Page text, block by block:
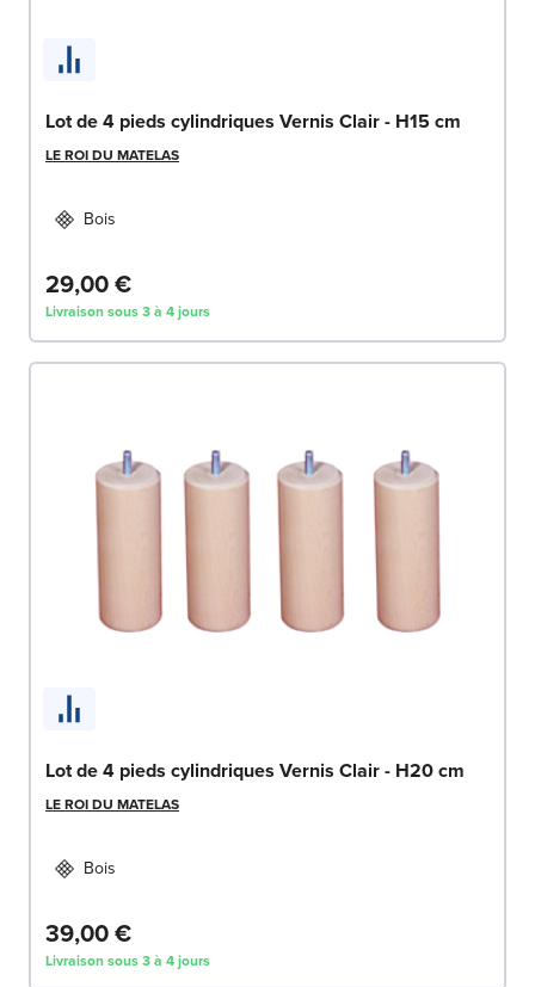
Lot de 4 pieds cylindriques Vernis Clair - H15 cm
LE ROI DU MATELAS
Bois
29,00 €
Livraison sous 3 à 4 jours
Lot de 4 pieds cylindriques Vernis Clair - H20 cm
LE ROI DU MATELAS
Bois
39,00 €
Livraison sous 3 à 4 jours